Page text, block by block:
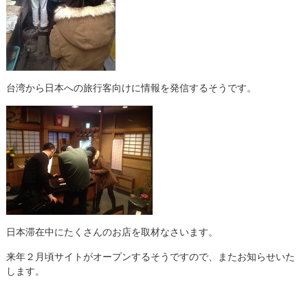
台湾から日本への旅行客向けに情報を発信するそうです。
日本滞在中にたくさんのお店を取材なさいます。
来年２月頃サイトがオープンするそうですので、またお知らせいた
します。